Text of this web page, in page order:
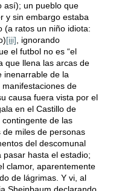
así); un pueblo que
y sin embargo estaba
(a ratos un niño idiota:
[iii] , ignorando
el futbol no es “el
que llena las arcas de
inenarrable de la
de
causa fuera vista por el
en el Castillo de
de las
miles de personas
del descomunal
hasta el estadio;
clamor, aparentemente
de lágrimas. Y vi, al